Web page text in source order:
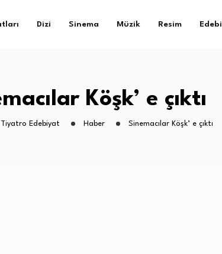
Dizi Sinema Müzik Resim
Köşk’ e çıktı
Edebiyat Haber Sinemacılar Köşk’ e çıktı